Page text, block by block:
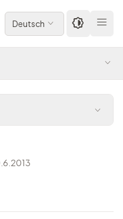
Deutsch